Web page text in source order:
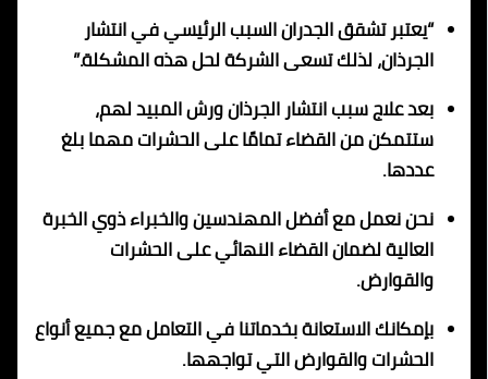
“يعتبر تشقق الجدران السبب الرئيسي في انتشار
الجرذان، لذلك تسعى الشركة لحل هذه المشكلة.”
بعد علاج سبب انتشار الجرذان ورش المبيد لهم،
ستتمكن من القضاء تمامًا على الحشرات مهما بلغ
عددها.
نحن نعمل مع أفضل المهندسين والخبراء ذوي الخبرة
العالية لضمان القضاء النهائي على الحشرات
والقوارض.
بإمكانك الاستعانة بخدماتنا في التعامل مع جميع أنواع
الحشرات والقوارض التي تواجهها.